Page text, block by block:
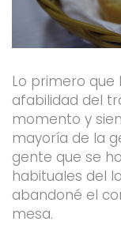
Lo primero
afabilidad del
momento y
mayoría de la
gente que se
habituales del
abandoné el
mesa.